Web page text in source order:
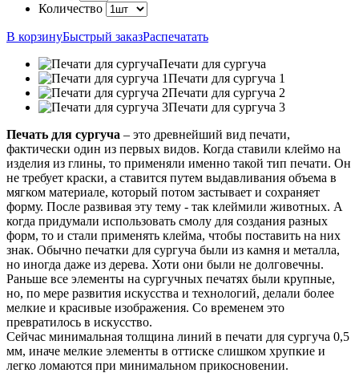
Количество
В корзинуБыстрый заказРаспечатать
Печати для сургуча
Печати для сургуча 1
Печати для сургуча 2
Печати для сургуча 3
Печать для сургуча – это древнейший вид печати,
фактически один из первых видов. Когда ставили клеймо на
изделия из глины, то применяли именно такой тип печати. Он
не требует краски, а ставится путем выдавливания объема в
мягком материале, который потом застывает и сохраняет
форму. После развивая эту тему - так клеймили животных. А
когда придумали использовать смолу для создания разных
форм, то и стали применять клейма, чтобы поставить на них
знак. Обычно печатки для сургуча были из камня и металла,
но иногда даже из дерева. Хоти они были не долговечны.
Раньше все элементы на сургучных печатях были крупные,
но, по мере развития искусства и технологий, делали более
мелкие и красивые изображения. Со временем это
превратилось в искусство.
Сейчас минимальная толщина линий в печати для сургуча 0,5
мм, иначе мелкие элементы в оттиске слишком хрупкие и
легко ломаются при минимальном прикосновении.